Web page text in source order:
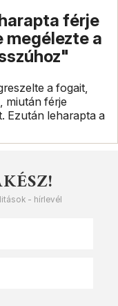
férje
megélezte a
a fogait,
miután férje
Ezután leharapta a
- hírlevél